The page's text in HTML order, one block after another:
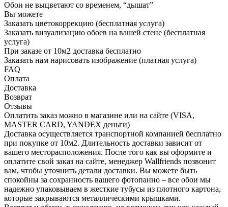
Обои не выцветают со временем, “дышат”
Вы можете
Заказать цветокоррекцию (бесплатная услуга)
Заказать визуализацию обоев на вашей стене (бесплатная
услуга)
При заказе от 10м2 доставка бесплатно
Заказать нам нарисовать изображение (платная услуга)
FAQ
Оплата
Доставка
Возврат
Отзывы
Оплатить заказ можно в магазине или на сайте (VISA,
MASTER CARD, YANDEX деньги)
Доставка осуществляется транспортной компанией бесплатно
при покупке от 10м2. Длительность доставки зависит от
вашего месторасположения. После того как вы оформите и
оплатите свой заказ на сайте, менеджер Wallfriends позвонит
вам, чтобы уточнить детали доставки. Вы можете быть
спокойны за сохранность вашего фотопанно – все обои мы
надежно упаковываем в жесткие тубусы из плотного картона,
которые закрываются металлическими крышками.